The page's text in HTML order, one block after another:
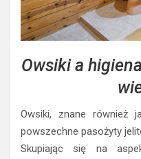
Owsiki a
Owsiki, znane również
powszechne pasożyty
Skupiając się na